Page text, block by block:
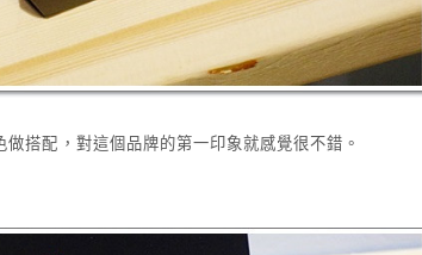
搭配，對這個品牌的第一印象就感覺很不錯。